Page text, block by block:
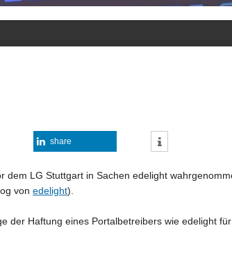
share
dem LG Stuttgart in Sachen edelight
von edelight).
Haftung eines Portalbetreibers wie edelight